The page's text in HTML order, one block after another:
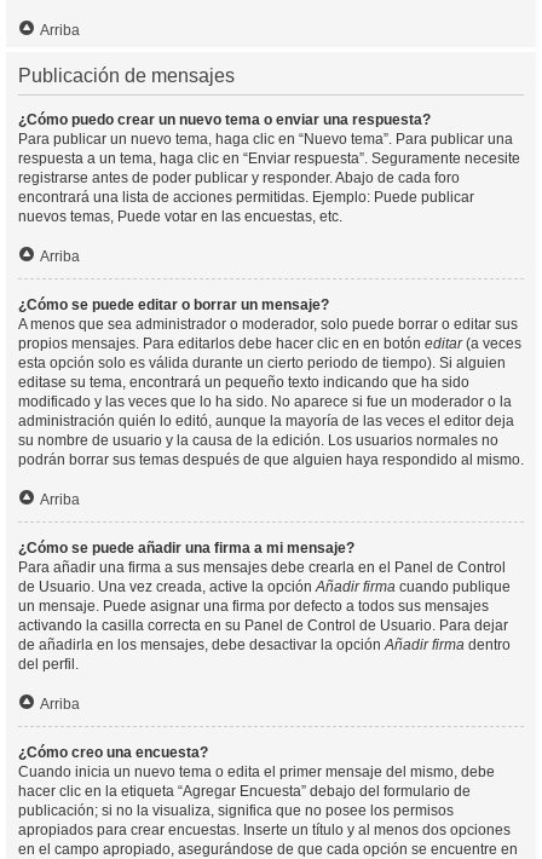
Arriba
Publicación de mensajes
¿Cómo puedo crear un nuevo tema o enviar una respuesta?
Para publicar un nuevo tema, haga clic en “Nuevo tema”. Para publicar una
respuesta a un tema, haga clic en “Enviar respuesta”. Seguramente necesite
registrarse antes de poder publicar y responder. Abajo de cada foro
encontrará una lista de acciones permitidas. Ejemplo: Puede publicar
nuevos temas, Puede votar en las encuestas, etc.
Arriba
¿Cómo se puede editar o borrar un mensaje?
A menos que sea administrador o moderador, solo puede borrar o editar sus
propios mensajes. Para editarlos debe hacer clic en en botón editar(a veces
esta opción solo es válida durante un cierto periodo de tiempo). Si alguien
editase su tema, encontrará un pequeño texto indicando que ha sido
modificado y las veces que lo ha sido. No aparece si fue un moderador o la
administración quién lo editó, aunque la mayoría de las veces el editor deja
su nombre de usuario y la causa de la edición. Los usuarios normales no
podrán borrar sus temas después de que alguien haya respondido al mismo.
Arriba
¿Cómo se puede añadir una firma a mi mensaje?
Para añadir una firma a sus mensajes debe crearla en el Panel de Control
de Usuario. Una vez creada, active la opciónAñadir firma cuando publique
un mensaje. Puede asignar una firma por defecto a todos sus mensajes
activando la casilla correcta en su Panel de Control de Usuario. Para dejar
de añadirla en los mensajes, debe desactivar la opciónAñadir firma dentro
del perfil.
Arriba
¿Cómo creo una encuesta?
Cuando inicia un nuevo tema o edita el primer mensaje del mismo, debe
hacer clic en la etiqueta “Agregar Encuesta” debajo del formulario de
publicación; si no la visualiza, significa que no posee los permisos
apropiados para crear encuestas. Inserte un título y al menos dos opciones
en el campo apropiado, asegurándose de que cada opción se encuentre en